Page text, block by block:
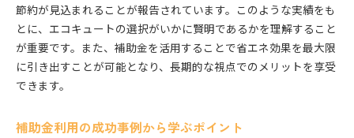
節約が見込まれることが報告されています。このような実績をも
とに、エコキュートの選択がいかに賢明であるかを理解すること
が重要です。また、補助金を活用することで省エネ効果を最大限
に引き出すことが可能となり、長期的な視点でのメリットを享受
できます。
補助金利用の成功事例から学ぶポイント